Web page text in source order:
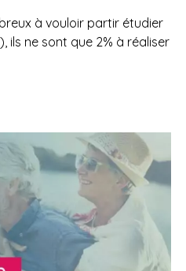
à vouloir partir étudier
ils ne sont que 2% à réaliser